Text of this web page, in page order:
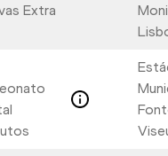
Extra